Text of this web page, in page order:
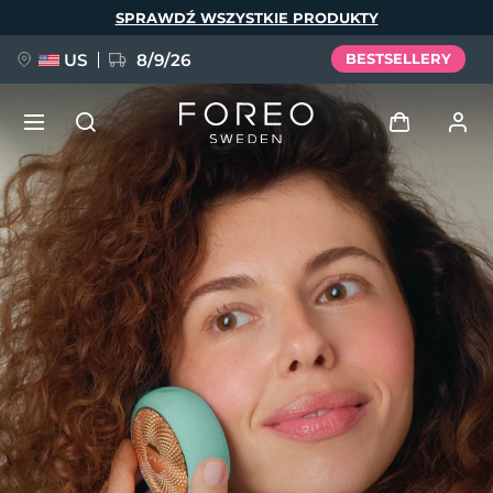
SPRAWDŹ WSZYSTKIE PRODUKTY
US 8/9/26 BESTSELLERY
Zaloguj
Profil użytkownika
Moje urządzenia
Moje zamówienia
Moje adresy
Moje subskrypcje
NOWOŚĆ
FAQ™ Pure Beauty-Tech Elixir
BREAKING NEWS
issa™ Teeth Whitening Set
Język
English Deutsch
Español
Français
Italiano
Português
Polski
Svenska
Русский
Türkçe
简体中文 繁體中文